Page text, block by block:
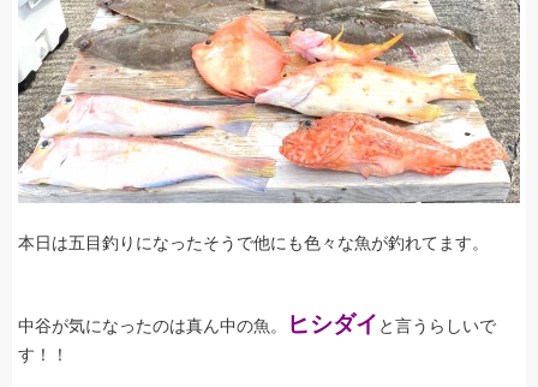
本日は五目釣りになったそうで他にも色々な魚が釣れてます。
中谷が気になったのは真ん中の魚。 ヒシダイ と言うらしいで
す！！